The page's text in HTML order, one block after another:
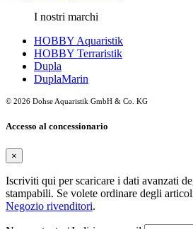
I nostri marchi
HOBBY Aquaristik
HOBBY Terraristik
Dupla
DuplaMarin
© 2026 Dohse Aquaristik GmbH & Co. KG
Accesso al concessionario
×
Iscriviti qui per scaricare i dati avanzati
stampabili. Se volete ordinare degli
Negozio rivenditori.